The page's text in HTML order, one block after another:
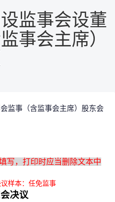
监事会设董
事会主席）
监事（含监事会主席）股东会
写，打印时应当删除文本中
样本：任免监事
决议